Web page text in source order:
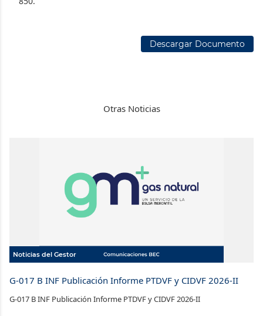
Descargar Documento
Otras Noticias
Noticias del Gestor
G-017 B INF Publicación Informe PTDVF y CIDVF 2026-II
G-017 B INF Publicación Informe PTDVF y CIDVF 2026-II